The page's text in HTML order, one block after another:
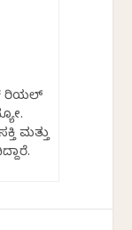
ರಿಯಲ್
ಮತ್ತು